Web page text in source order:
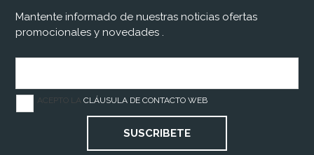
Mantente informado de nuestras noticias ofertas
promocionales y novedades .
ACEPTO LACLÁUSULA DE CONTACTO WEB
SUSCRIBETE